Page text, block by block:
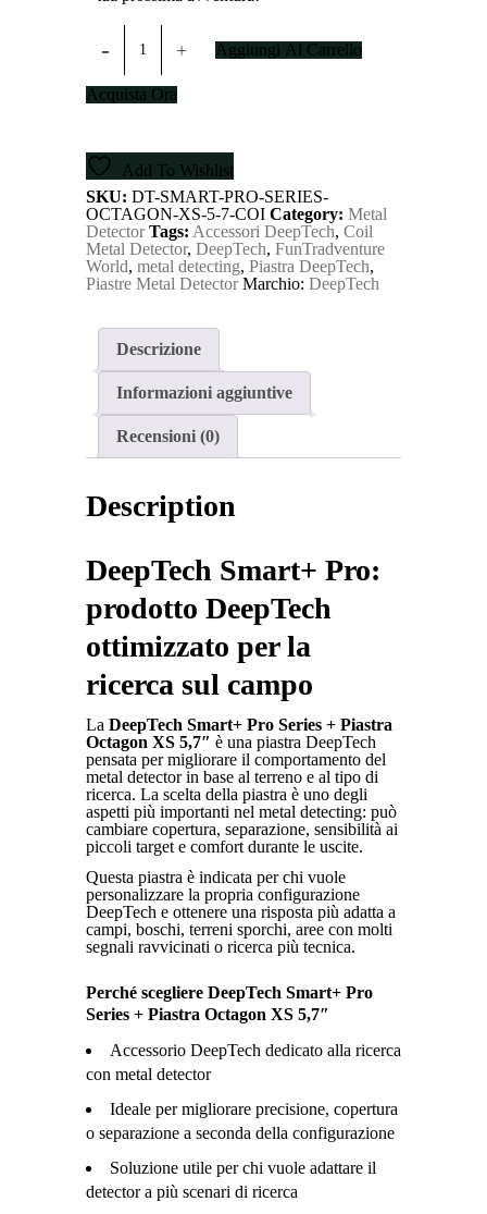
Smart+
Series
+
XS
5,7"
quantity
Aggiungi Al Carrello
Acquista Ora
Add To Wishlist
SKU: DT-SMART-PRO-SERIES-
OCTAGON-XS-5-7-COI Category: Metal
Detector Tags: Accessori DeepTech, Coil
Metal Detector, DeepTech, FunTradventure
World, metal detecting, Piastra DeepTech,
Piastre Metal Detector Marchio: DeepTech
Descrizione
Informazioni aggiuntive
Recensioni (0)
Description
DeepTech Smart+ Pro:
prodotto DeepTech
ottimizzato per la
ricerca sul campo
La DeepTech Smart+ Pro Series + Piastra
Octagon XS 5,7″ è una piastra DeepTech
pensata per migliorare il comportamento del
metal detector in base al terreno e al tipo di
ricerca. La scelta della piastra è uno degli
aspetti più importanti nel metal detecting: può
cambiare copertura, separazione, sensibilità ai
piccoli target e comfort durante le uscite.
Questa piastra è indicata per chi vuole
personalizzare la propria configurazione
DeepTech e ottenere una risposta più adatta a
campi, boschi, terreni sporchi, aree con molti
segnali ravvicinati o ricerca più tecnica.
Perché scegliere DeepTech Smart+ Pro
Series + Piastra Octagon XS 5,7″
Accessorio DeepTech dedicato alla ricerca
con metal detector
Ideale per migliorare precisione, copertura
o separazione a seconda della configurazione
Soluzione utile per chi vuole adattare il
detector a più scenari di ricerca